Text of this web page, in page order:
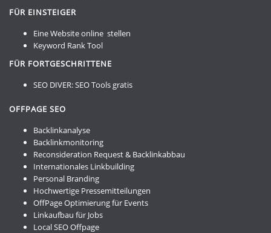
FÜR EINSTEIGER
Eine Website online stellen
Keyword Rank Tool
FÜR FORTGESCHRITTENE
SEO DIVER:SEO Tools gratis
OFFPAGE SEO
Backlinkanalyse
Backlinkmonitoring
Reconsideration Request & Backlinkabbau
Internationales Linkbuilding
Personal Branding
Hochwertige Pressemitteilungen
OffPage Optimierung für Events
Linkaufbau für Jobs
Local SEO Offpage